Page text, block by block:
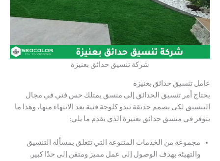
شركة تنسيق حدائق بعنيزة
عامل تنسيق حدائق بعنيزة
يحتاج أمر تنسيق الحدائق إلى منسق يمتلك حس فني في مجال
التنسيق لكي يصمم حديقة تبدو كلوحة فنية بعد الانتهاء منها، وهذا ما
يتوفر في منسق حدائق بعنيزة الذي يقدم ما يلي:
مجموعة من الخدمات المتنوعة التي تتعلق بمسألة التنسيق
والتهيئة بهدف الوصول إلى عمل مميز ومتقن إلى حدًا كبير.